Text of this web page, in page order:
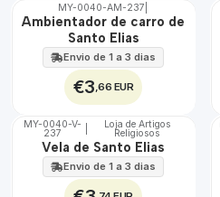
🇵🇹
MY-0040-AM-237
Ambientador de carro de
Santo Elias
Envio de 1 a 3 dias
€3 ,66 EUR
🇵🇹
100%
MY-0040-V-
237
Loja de Artigos
Religiosos
Vela de Santo Elias
Envio de 1 a 3 dias